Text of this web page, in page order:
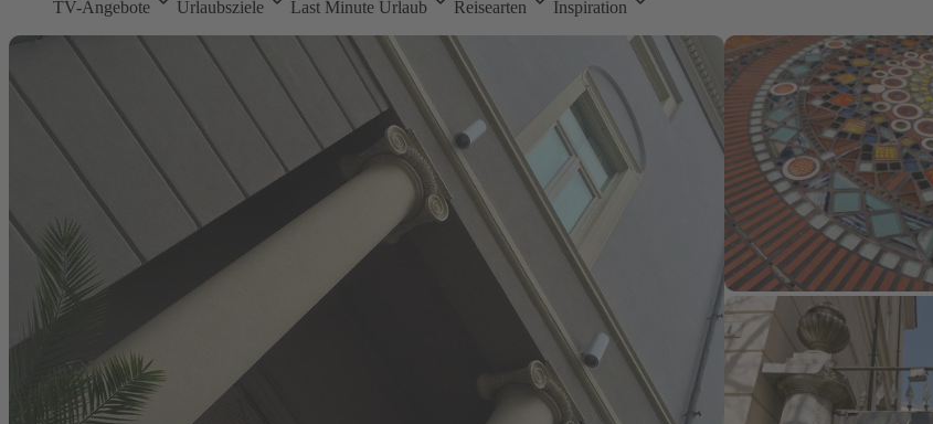
TV-Angebote Urlaubsziele Last Minute Urlaub Reisearten Inspiration